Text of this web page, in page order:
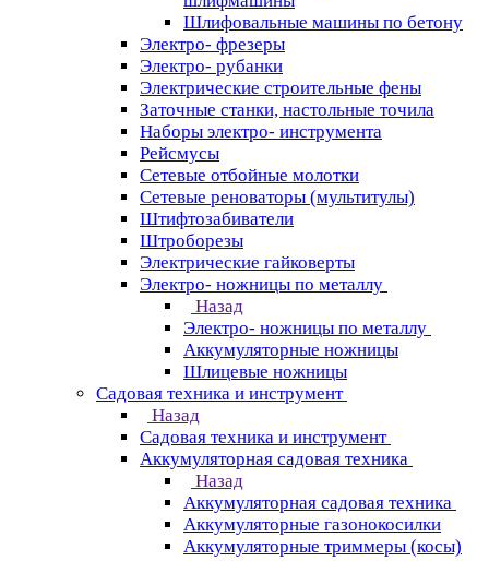
Шлифовальные машины по бетону
Электро- фрезеры
Электро- рубанки
Электрические строительные фены
Заточные станки, настольные точила
Наборы электро- инструмента
Рейсмусы
Сетевые отбойные молотки
Сетевые реноваторы (мультитулы)
Штифтозабиватели
Штроборезы
Электрические гайковерты
Электро- ножницы по металлу
Назад
Электро- ножницы по металлу
Аккумуляторные ножницы
Шлицевые ножницы
Cадовая техника и инструмент
Назад
Cадовая техника и инструмент
Аккумуляторная садовая техника
Назад
Аккумуляторная садовая техника
Аккумуляторные газонокосилки
Аккумуляторные триммеры (косы)